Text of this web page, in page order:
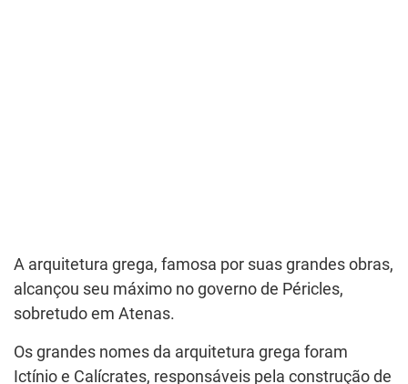
A arquitetura grega, famosa por suas grandes obras,
alcançou seu máximo no governo de Péricles,
sobretudo em Atenas.
Os grandes nomes da arquitetura grega foram
Ictínio e Calícrates, responsáveis pela construção de